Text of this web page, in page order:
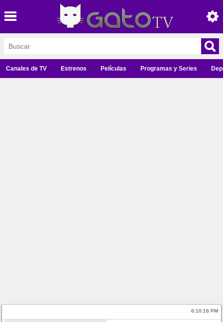
Canales de TV Estrenos Películas Programas y Series
6:10:16 PM